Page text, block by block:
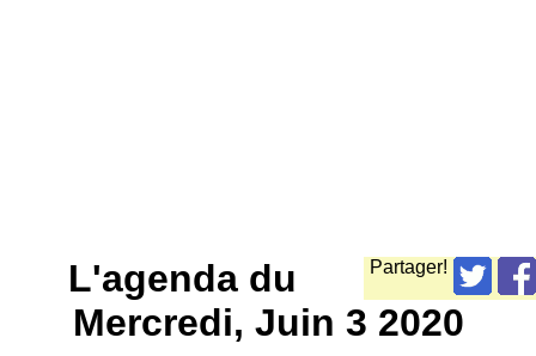
Partager!
L'agenda du
Mercredi, Juin 3 2020